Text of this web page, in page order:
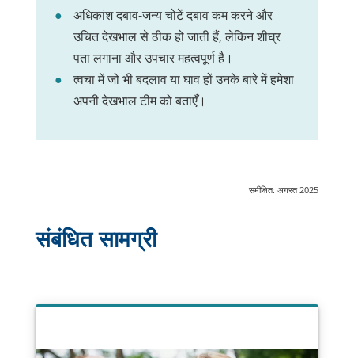
अधिकांश दबाव-जन्य चोटें दबाव कम करने और
उचित देखभाल से ठीक हो जाती हैं, लेकिन शीघ्र
पता लगाना और उपचार महत्वपूर्ण है।
त्वचा में जो भी बदलाव या घाव हों उनके बारे में हमेशा
अपनी देखभाल टीम को बताएँ।
—
समीक्षित: अगस्त 2025
संबंधित सामग्री